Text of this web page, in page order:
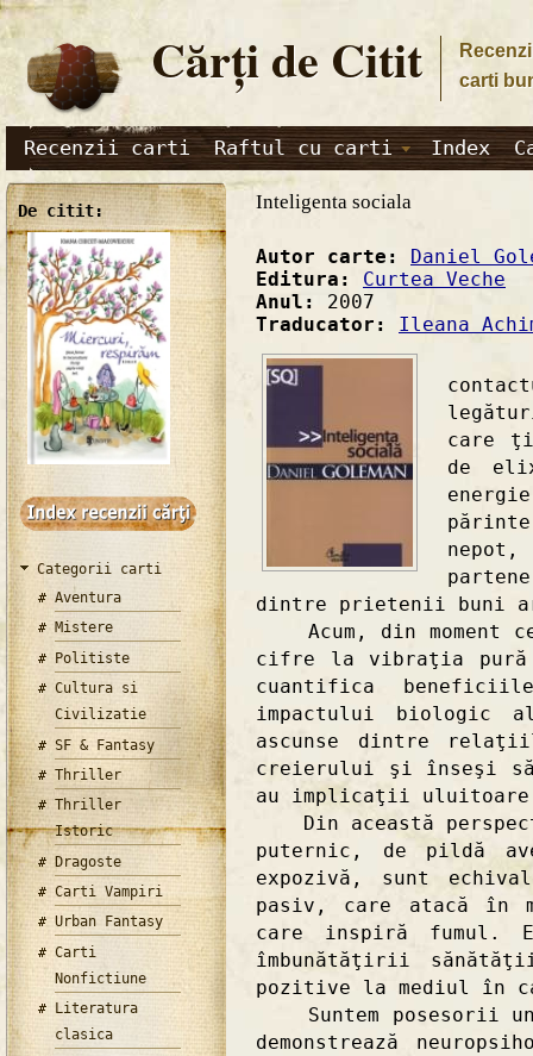
Cărţi de Citit
carti
Recenzii carti Raftul cu carti Index
De citit:
Categorii carti
Aventura
Mistere
Politiste
Cultura si
Civilizatie
SF & Fantasy
Thriller
Thriller
Istoric
Dragoste
Carti Vampiri
Urban Fantasy
Carti
Nonfictiune
Literatura
clasica
Inteligenta sociala
Autor carte: Daniel
Editura: Curtea Veche
Anul: 2007
Traducator: Ileana
care
de
dintre prietenii buni
Acum, din moment ce
cifre la vibraţia
cuantifica
impactului biologic
ascunse dintre
creierului şi înseşi
au implicaţii
Din această
puternic, de pildă
expozivă, sunt
pasiv, care atacă în
care inspiră fumul.
îmbunătăţirii
pozitive la mediul în
Suntem posesorii
demonstrează